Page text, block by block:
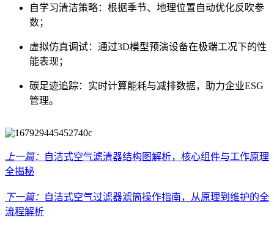
自学习清洁策略：根据季节、地理位置自动优化反吹参
数；
虚拟仿真调试：通过3D模型预演设备在极端工况下的性
能表现；
碳足迹追踪：实时计算能耗与减排数据，助力企业ESG
管理。
上一篇： 自洁式空气滤清器结构图解析，核心组件与工作原理
全揭秘
下一篇： 自洁式空气过滤器滤筒操作指南，从原理到维护的全
流程解析